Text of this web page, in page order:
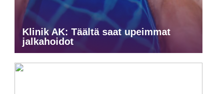
Klinik AK: Täältä saat upeimmat
jalkahoidot